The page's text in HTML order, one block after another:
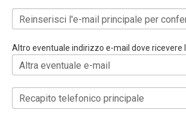
Reinserisci l'e-mail principale per
Altro eventuale indirizzo e-mail dove ricevere
Altra eventuale e-mail
Recapito telefonico principale